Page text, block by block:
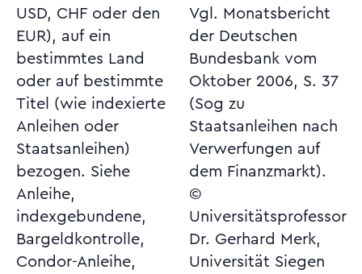
USD, CHF oder den
EUR), auf ein
bestimmtes Land
oder auf bestimmte
Titel (wie indexierte
Anleihen oder
Staatsanleihen)
bezogen. Siehe
Anleihe,
indexgebundene,
Bargeldkontrolle,
Condor-Anleihe,
Vgl. Monatsbericht
der Deutschen
Bundesbank vom
Oktober 2006, S. 37
(Sog zu
Staatsanleihen nach
Verwerfungen auf
dem Finanzmarkt).
©
Universitätsprofessor
Dr. Gerhard Merk,
Universität Siegen